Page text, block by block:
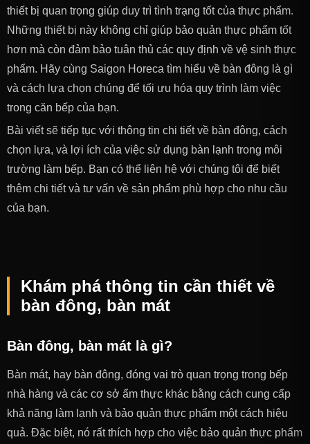
thiết bị quan trọng giúp duy trì tình trạng tốt của thực phẩm.
Những thiết bị này không chỉ giúp bảo quản thực phẩm tốt
hơn mà còn đảm bảo tuân thủ các quy định về vệ sinh thực
phẩm. Hãy cùng Saigon Horeca tìm hiểu về bàn đông là gì
và cách lựa chọn chúng để tối ưu hóa quy trình làm việc
trong căn bếp của bạn.
Bài viết sẽ tiếp tục với thông tin chi tiết về bàn đông, cách
chọn lựa, và lợi ích của việc sử dụng bàn lạnh trong môi
trường làm bếp. Bạn có thể liên hệ với chúng tôi để biết
thêm chi tiết và tư vấn về sản phẩm phù hợp cho nhu cầu
của bạn.
Khám phá thông tin cần thiết về
bàn đông, bàn mát
Bàn đông, bàn mát là gì?
Bàn mát, hay bàn đông, đóng vai trò quan trọng trong bếp
nhà hàng và các cơ sở ẩm thực khác bằng cách cung cấp
khả năng làm lạnh và bảo quản thực phẩm một cách hiệu
quả. Đặc biệt, nó rất thích hợp cho việc bảo quản thực phẩm